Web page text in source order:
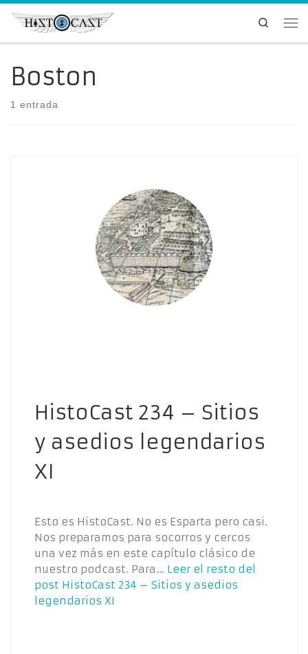
Saltar al contenido
Search
Boston
1 entrada
HistoCast 234 – Sitios
y asedios legendarios
XI
Esto es HistoCast. No es Esparta pero casi.
Nos preparamos para socorros y cercos
una vez más en este capítulo clásico de
nuestro podcast. Para… Leer el resto del
post HistoCast 234 – Sitios y asedios
legendarios XI